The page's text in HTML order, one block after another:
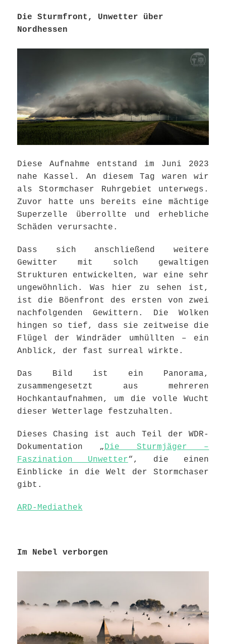
Die Sturmfront, Unwetter über
Nordhessen
Diese Aufnahme entstand im Juni 2023
nahe Kassel. An diesem Tag waren wir
als Stormchaser Ruhrgebiet unterwegs.
Zuvor hatte uns bereits eine mächtige
Superzelle überrollte und erhebliche
Schäden verursachte.
Dass sich anschließend weitere
Gewitter mit solch gewaltigen
Strukturen entwickelten, war eine sehr
ungewöhnlich. Was hier zu sehen ist,
ist die Böenfront des ersten von zwei
nachfolgenden Gewittern. Die Wolken
hingen so tief, dass sie zeitweise die
Flügel der Windräder umhüllten – ein
Anblick, der fast surreal wirkte.
Das Bild ist ein Panorama,
zusammengesetzt aus mehreren
Hochkantaufnahmen, um die volle Wucht
dieser Wetterlage festzuhalten.
Dieses Chasing ist auch Teil der WDR-
Dokumentation „Die Sturmjäger –
Faszination Unwetter“, die einen
Einblicke in die Welt der Stormchaser
gibt.
ARD-Mediathek
Im Nebel verborgen